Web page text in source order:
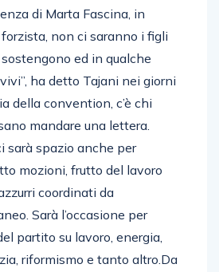
di Marta Fascina, in
non ci saranno i figli
sostengono ed in qualche
ha detto Tajani nei giorni
della convention, c’è chi
mandare una lettera.
sarà spazio anche per
mozioni, frutto del lavoro
coordinati da
Sarà l’occasione per
partito su lavoro, energia,
riformismo e tanto altro.Da